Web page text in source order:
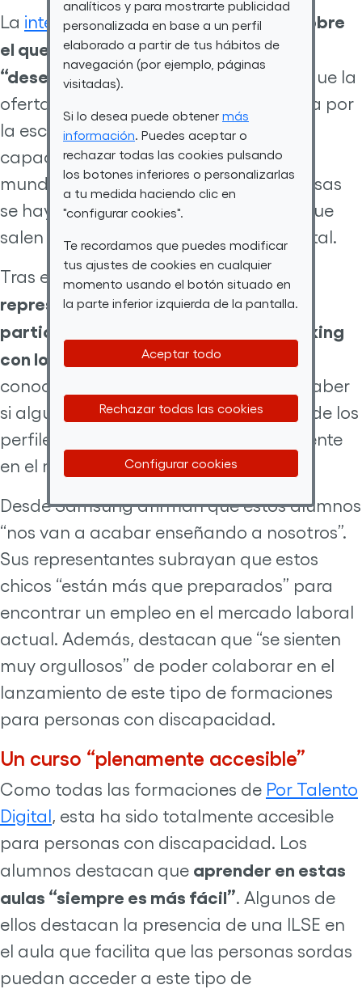
analíticos y para mostrarte publicidad
personalizada en base a un perfil
elaborado a partir de tus hábitos de
navegación (por ejemplo, páginas
visitadas).
Si lo desea puede obtener más
información. Puedes aceptar o
rechazar todas las cookies pulsando
los botones inferiores o personalizarlas
a tu medida haciendo clic en
"configurar cookies".
Te recordamos que puedes modificar
tus ajustes de cookies en cualquier
momento usando el botón situado en
la parte inferior izquierda de la pantalla.
Aceptar todo
Rechazar todas las cookies
Configurar cookies
La inteligencia artificiales unsector sobre
el que los expertos afirman que existe
“desempleo negativo” . Esto significa que la
oferta de trabajo supera a la demanda por
la escasez de perfiles profesionales
capacitados para adentrarse en este
mundo. De ahí, que decenas de empresas
se hayan interesado por los alumnos que
salen de este curso de Por Talento Digital.
Tras el evento de graduación,
representantes de varias compañías
participaron en una sesión de networking
con los alumnos
. Con ella trataron de
conocer a todos los graduados para saber
si alguno de ellos se amolda a alguno de los
perfiles que están buscando actualmente
en el mercado laboral.
Desde Samsung afirman que estos alumnos
“nos van a acabar enseñando a nosotros”.
Sus representantes subrayan que estos
chicos “están más que preparados” para
encontrar un empleo en el mercado laboral
actual. Además, destacan que “se sienten
muy orgullosos” de poder colaborar en el
lanzamiento de este tipo de formaciones
para personas con discapacidad.
Un curso “plenamente accesible”
Como todas las formaciones de Por Talento
Digital, esta ha sido totalmente accesible
para personas con discapacidad. Los
alumnos destacan que aprender en estas
aulas “siempre es más fácil”. Algunos de
ellos destacan la presencia de una ILSE en
el aula que facilita que las personas sordas
puedan acceder a este tipo de